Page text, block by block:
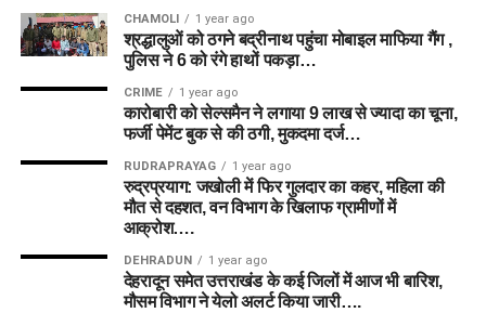
CHAMOLI 1 year ago
श्रद्धालुओं को ठगने बद्रीनाथ पहुंचा मोबाइल माफिया गैंग ,
पुलिस ने 6 को रंगे हाथों पकड़ा…
CRIME 1 year ago
कारोबारी को सेल्समैन ने लगाया 9 लाख से ज्यादा का चूना,
फर्जी पेमेंट बुक से की ठगी, मुकदमा दर्ज…
RUDRAPRAYAG 1 year ago
रुद्रप्रयाग: जखोली में फिर गुलदार का कहर, महिला की
मौत से दहशत, वन विभाग के खिलाफ ग्रामीणों में
आक्रोश….
DEHRADUN 1 year ago
देहरादून समेत उत्तराखंड के कई जिलों में आज भी बारिश,
मौसम विभाग ने येलो अलर्ट किया जारी….